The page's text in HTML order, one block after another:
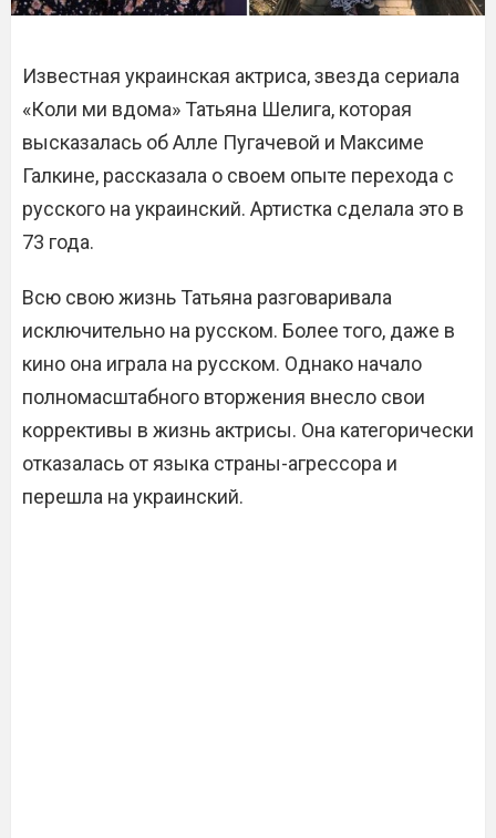
Известная украинская актриса, звезда сериала
«Коли ми вдома» Татьяна Шелига, которая
высказалась об Алле Пугачевой и Максиме
Галкине, рассказала о своем опыте перехода с
русского на украинский. Артистка сделала это в
73 года.
Всю свою жизнь Татьяна разговаривала
исключительно на русском. Более того, даже в
кино она играла на русском. Однако начало
полномасштабного вторжения внесло свои
коррективы в жизнь актрисы. Она категорически
отказалась от языка страны-агрессора и
перешла на украинский.